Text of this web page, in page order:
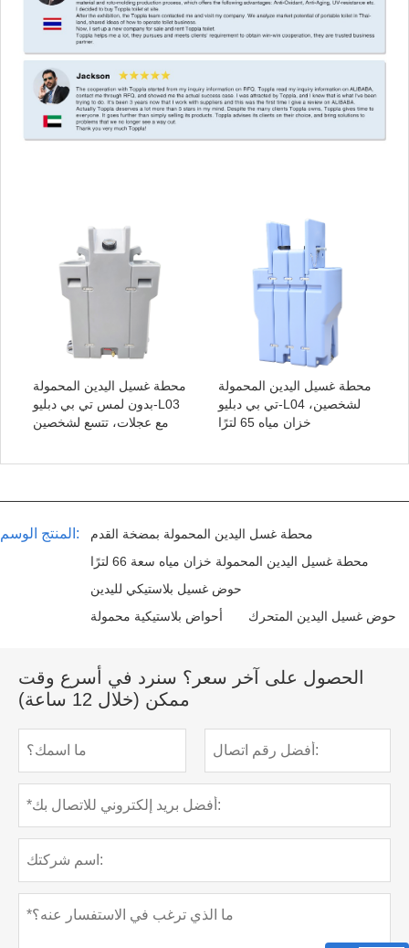
محطة غسيل اليدين المحمولة
بدون لمس تي بي دبليو-L03
مع عجلات، تتسع لشخصين
محطة غسيل اليدين المحمولة
تي بي دبليو-L04 لشخصين،
خزان مياه 65 لترًا
المنتج الوسم:
محطة غسل اليدين المحمولة بمضخة القدم
محطة غسيل اليدين المحمولة خزان مياه سعة 66 لترًا
حوض غسيل بلاستيكي لليدين
أحواض بلاستيكية محمولة
حوض غسيل اليدين المتحرك
الحصول على آخر سعر؟ سنرد في أسرع وقت
ممكن (خلال 12 ساعة)